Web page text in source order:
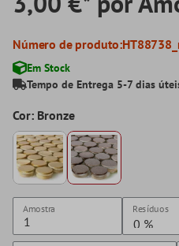
Número de produto:
Em Stock
Tempo de Entrega 5-7 dias
Cor: Bronze
Amostra Resíduos